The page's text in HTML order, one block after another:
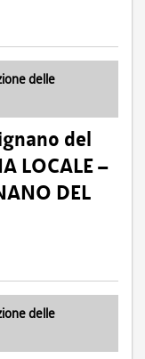
delle
del
LOCALE –
DEL
delle